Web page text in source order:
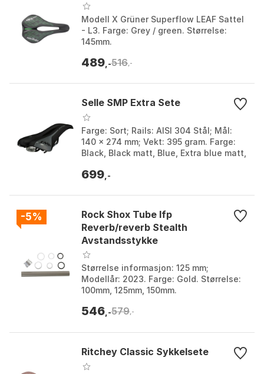
Modell X Grüner Superflow LEAF Sattel
- L3. Farge: Grey / green. Størrelse:
145mm.
489 ,-516 ,-
Selle SMP Extra Sete
Farge: Sort; Rails: AISI 304 Stål; Mål:
140 x 274 mm; Vekt: 395 gram. Farge:
Black, Black matt, Blue, Extra blue matt,
matt...
699 ,-
-5%
Rock Shox Tube Ifp
Reverb/reverb Stealth
Avstandsstykke
Størrelse informasjon: 125 mm;
Modellår: 2023. Farge: Gold. Størrelse:
100mm, 125mm, 150mm.
546 ,-579,-
Ritchey Classic Sykkelsete